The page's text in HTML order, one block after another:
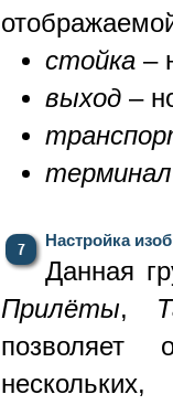
стойка –
выход –
терминал
Настройка
Данная
Прилёты,
позволяет